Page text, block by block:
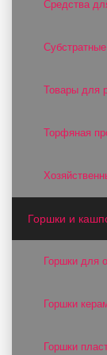
Средства
Товары для
Торфяная
Горшки и
Горшки для
Горшки
Горшки